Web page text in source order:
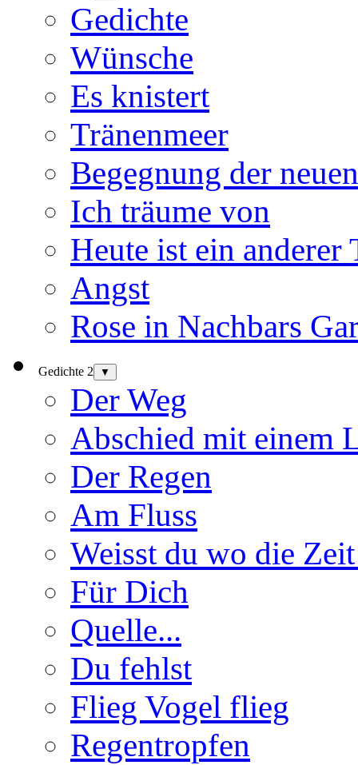
Gedichte
Wünsche
Es knistert
Tränenmeer
Begegnung der
Ich träume von
Heute ist ein anderer
Angst
Rose in Nachbars
Gedichte 2 ▼
Der Weg
Abschied mit einem
Der Regen
Am Fluss
Weisst du wo die
Für Dich
Quelle...
Du fehlst
Flieg Vogel flieg
Regentropfen